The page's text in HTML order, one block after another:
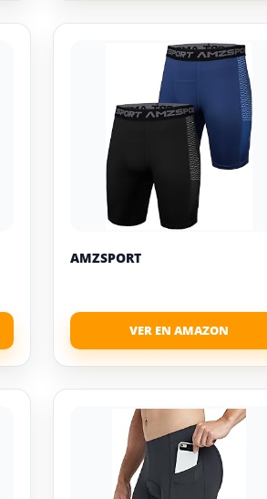
AMZSPORT